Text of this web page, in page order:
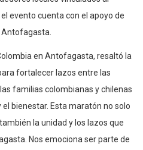
evento cuenta con el apoyo de
en Antofagasta, resaltó la
fortalecer lazos entre las
familias colombianas y chilenas
bienestar. Esta maratón no solo
la unidad y los lazos que
Nos emociona ser parte de